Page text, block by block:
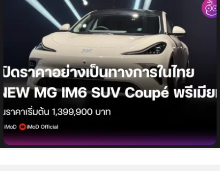
NEW MG IM6 เปิดราคาอย่างเป็นทางการใน
ไทย ราคาเริ่มต้น 1,399,900 บาท